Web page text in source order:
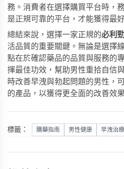
務。消費者在選擇購買平台時，
是正規可靠的平台，才能獲得最
總結來說，選擇一家正規的必利
活品質的重要關鍵。無論是選擇
點在於確認藥品的品質與服務的
揮最佳功效，幫助男性重拾自信
時改善早洩與勃起問題的男性，
的產品，以獲得更全面的改善效
標籤： 購藥指南 男性健康 早洩治療